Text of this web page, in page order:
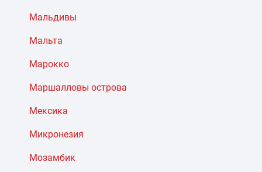
Мальдивы
Мальта
Марокко
Маршалловы острова
Мексика
Микронезия
Мозамбик